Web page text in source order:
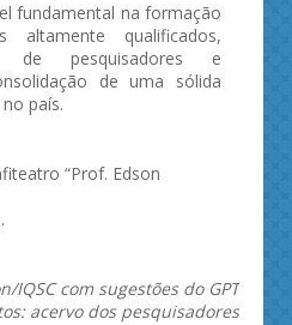
fundamental na formação
altamente qualificados,
de pesquisadores e
de uma sólida
país.
“Prof. Edson
IQSC com sugestões do GPT
acervo dos pesquisadores